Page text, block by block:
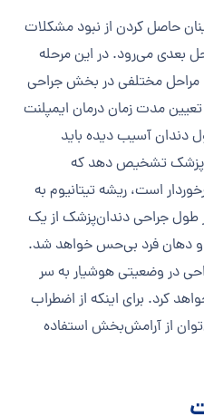
حاصل کردن از نبود مشکلات
بعدی می‌رود. در این مرحله
مراحل مختلفی در بخش جراحی
مدت زمان درمان ایمپلنت
دندان آسیب دیده باید
تشخیص دهد که
است، ریشه تیتانیوم به
جراحی دندان‌پزشک از یک
دهان فرد بی‌حس خواهد شد.
در وضعیتی هوشیار به سر
کرد. برای اینکه از اضطراب
از آرامش‌بخش استفاده